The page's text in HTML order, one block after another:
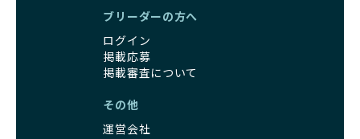
BreederFamiliesのブリーダーは、犬種に関する豊富な知識
理やしつけ、生活スタイルに合わせた育て方について、丁寧
なアドバイスを受けられます。「この犬種ならではの特徴
は？」「食事はどうしたらいい？」など、疑問や悩みがあれ
ば、専門的な視点から解決のヒントをもらえるのも安心でき
るポイントです。
BreederFamiliesでは、すべてのブリーダーが厳しい基準を
引退犬に対する扱いがどうなっているかも、優良ブリーダー
を見分けるポイントとなります。
「引退犬も大切に」の詳細はこちら
社会化とは、ワンちゃんが人間や他の犬、日常の環境にスム
会化は、生後3週間から12週間頃の「社会化期」と呼ばれる
時期が特に重要です。この期間は、ブリーダーが飼育してい
ブリーダーの方へ
ログイン
掲載応募
掲載審査について
その他
運営会社